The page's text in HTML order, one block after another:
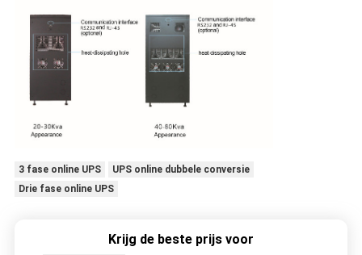
3 fase online UPS
UPS online dubbele conversie
Drie fase online UPS
Krijg de beste prijs voor